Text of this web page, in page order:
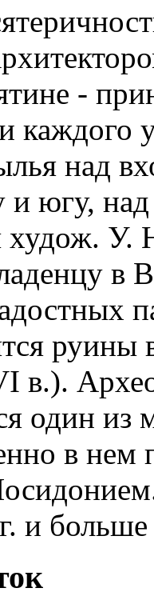
-
каждого
над
и югу,
худож. У.
в
руины
в.).
один
в нем
и больше